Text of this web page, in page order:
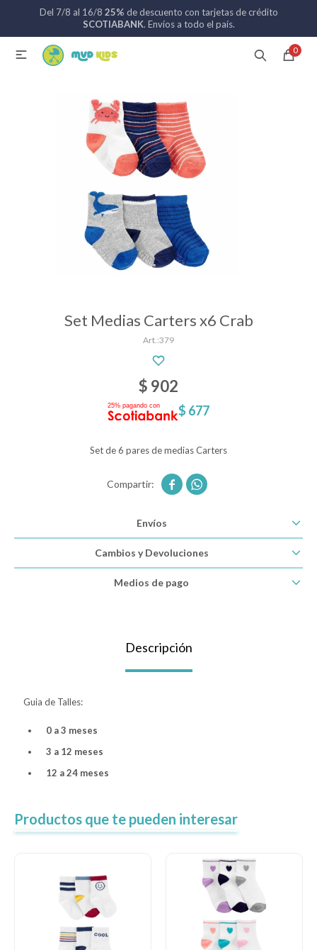
Del 7/8 al 16/8 25% de descuento con tarjetas de crédito
SCOTIABANK. Envíos a todo el país.
0

Set Medias Carters x6 Crab
379
$ 902
$ 677
Set de 6 pares de medias Carters
 
Envíos
Cambios y Devoluciones
Medios de pago
Descripción
Guia de Talles:
0 a 3 meses
3 a 12 meses
12 a 24 meses
Productos que te pueden interesar
MI CUENTA
Catálogo Nuevos ingresos
Coches de bebé
Alimentación
Paseo y seguridad
Nuevos
Local MVD Kids